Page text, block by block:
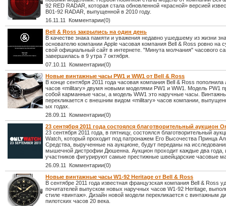
92 RED RADAR, которая стала обновленной «красной» версией
B01-92 RADAR, выпущенной в 2010 году.
16.11.11 Комментарии(0)
Bell & Ross закрылись на один день
В качестве знака памяти и уважения недавно ушедшему из жизни
основателю компании Apple часовая компания Bell & Ross ровно на
свой официальный сайт в интернете. "Минута молчания" часового
завершилась в 9 утра 7 октября.
07.10.11 Комментарии(0)
Новые винтажные часы PW1 и WW1 от Bell & Ross
В конце сентября 2011 года часовая компания Bell & Ross пополнила
часов «military» двумя новыми моделями PW1 и WW1. Модель PW1
собой карманные часы, а модель WW1 это наручные часы.
перекликается с внешним видом «military» часов компании,
ых годах.
28.09.11 Комментарии(0)
23 сентября 2011 года состоялся благотворительный аукцион
23 сентября 2011 года, в пятницу, состоялся благотворительный
Watch, который проходит под патронажем Его Высочества Принца
Средства, вырученные на аукционе, будут переданы на
мышечной дистрофии Дюшенна. Аукцион проходит каждые два года,
участников фигурируют самые престижные швейцарские часовые
26.09.11 Комментарии(0)
Новые винтажные часы W1-92 Heritage от Bell & Ross
В сентябре 2011 года известная французская компания Bell & Ross
почитателей выпуском новых наручных часов W1-92 Heritage,
стиле «винтаж». Дизайн новой модели перекликается с винтажным
пилотских часов 20 века.